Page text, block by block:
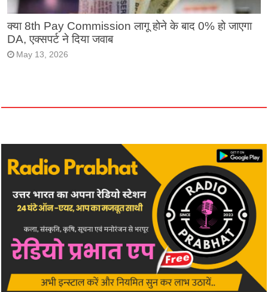
क्या 8th Pay Commission लागू होने के बाद 0% हो जाएगा
DA, एक्सपर्ट ने दिया जवाब
May 13, 2026